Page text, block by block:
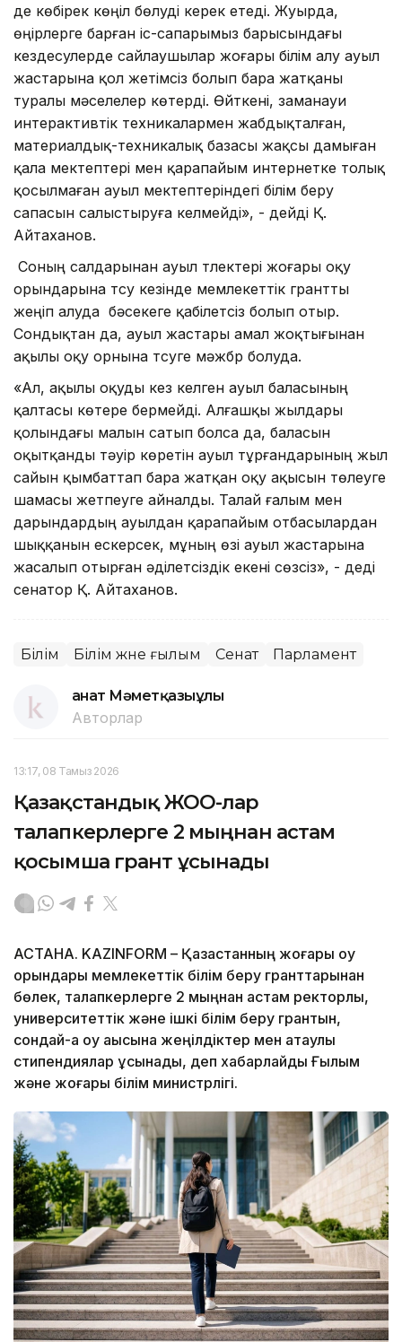
де көбірек көңіл бөлуді керек етеді. Жуырда,
өңірлерге барған іс-сапарымыз барысындағы
кездесулерде сайлаушылар жоғары білім алу ауыл
жастарына қол жетімсіз болып бара жатқаны
туралы мәселелер көтерді. Өйткені, заманауи
интерактивтік техникалармен жабдықталған,
материалдық-техникалық базасы жақсы дамыған
қала мектептері мен қарапайым интернетке толық
қосылмаған ауыл мектептеріндегі білім беру
сапасын салыстыруға келмейді», - дейді Қ.
Айтаханов.
Соның салдарынан ауыл түлектері жоғары оқу
орындарына түсу кезінде мемлекеттік грантты
жеңіп алуда бәсекеге қабілетсіз болып отыр.
Сондықтан да, ауыл жастары амал жоқтығынан
ақылы оқу орнына түсуге мәжбүр болуда.
«Ал, ақылы оқуды кез келген ауыл баласының
қалтасы көтере бермейді. Алғашқы жылдары
қолындағы малын сатып болса да, баласын
оқытқанды тәуір көретін ауыл тұрғандарының жыл
сайын қымбаттап бара жатқан оқу ақысын төлеуге
шамасы жетпеуге айналды. Талай ғалым мен
дарындардың ауылдан қарапайым отбасылардан
шыққанын ескерсек, мұның өзі ауыл жастарына
жасалып отырған әділетсіздік екені сөзсіз», - деді
сенатор Қ. Айтаханов.
Білім Білім және ғылым Сенат Парламент
Қанат Мәметқазыұлы
Авторлар
13:17, 08 Тамыз 2026
Қазақстандық ЖОО-лар
талапкерлерге 2 мыңнан астам
қосымша грант ұсынады
АСТАНА. KAZINFORM – Қазақстанның жоғары оқу
орындары мемлекеттік білім беру гранттарынан
бөлек, талапкерлерге 2 мыңнан астам ректорлық,
университеттік және ішкі білім беру грантын,
сондай-ақ оқу ақысына жеңілдіктер мен атаулы
стипендиялар ұсынады, деп хабарлайды Ғылым
және жоғары білім министрлігі.